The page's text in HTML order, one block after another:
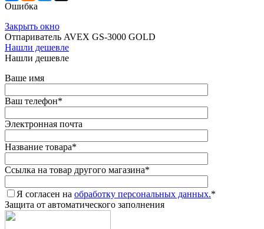
Ошибка
Закрыть окно
Отпариватель AVEX GS-3000 GOLD
Нашли дешевле
Нашли дешевле
Ваше имя
Ваш телефон*
Электронная почта
Название товара*
Ссылка на товар другого магазина*
Я согласен на обработку персональных данных.*
Защита от автоматического заполнения